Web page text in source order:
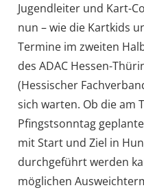
Jugendleiter und Kart-
nun – wie die Kartkids
Termine im zweiten
des ADAC Hessen-
(Hessischer
sich warten. Ob die am
Pfingstsonntag
mit Start und Ziel in
durchgeführt werden
möglichen